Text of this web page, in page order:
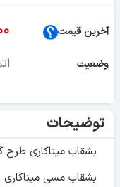
آخرین قیمت
وضعیت
توضیحات
بشقاب میناکاری طرح گل و